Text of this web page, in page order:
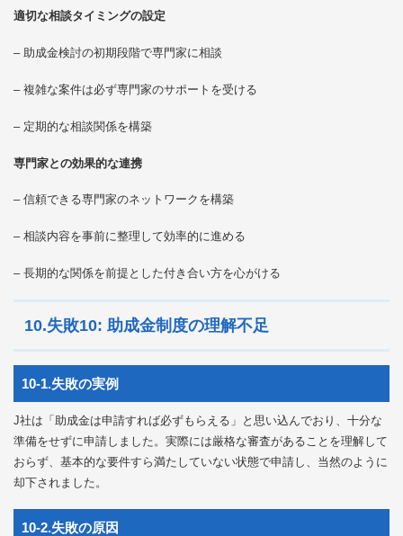
適切な相談タイミングの設定
– 助成金検討の初期段階で専門家に相談
– 複雑な案件は必ず専門家のサポートを受ける
– 定期的な相談関係を構築
専門家との効果的な連携
– 信頼できる専門家のネットワークを構築
– 相談内容を事前に整理して効率的に進める
– 長期的な関係を前提とした付き合い方を心がける
10.失敗10: 助成金制度の理解不足
10-1.失敗の実例
J社は「助成金は申請すれば必ずもらえる」と思い込んでおり、十分な
準備をせずに申請しました。実際には厳格な審査があることを理解して
おらず、基本的な要件すら満たしていない状態で申請し、当然のように
却下されました。
10-2.失敗の原因